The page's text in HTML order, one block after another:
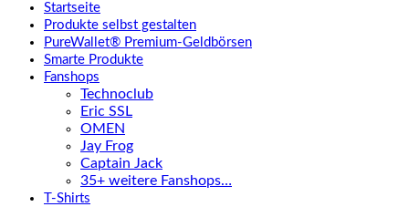
Startseite
Produkte selbst gestalten
PureWallet® Premium-Geldbörsen
Smarte Produkte
Fanshops
Technoclub
Eric SSL
OMEN
Jay Frog
Captain Jack
35+ weitere Fanshops…
T-Shirts